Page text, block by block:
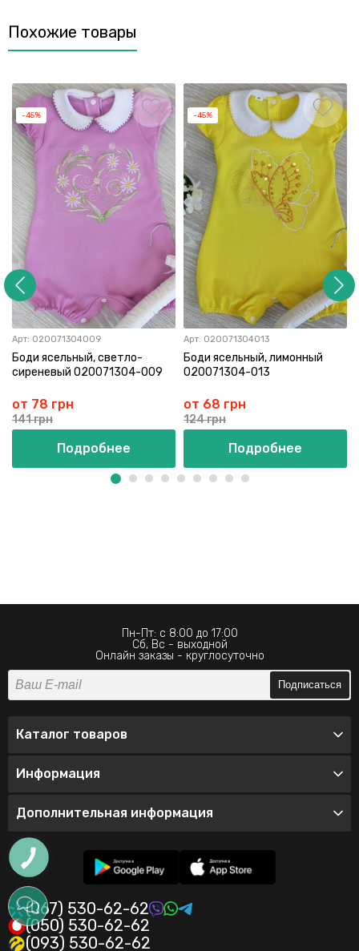
Похожие товары
-45%
Арт: 020071304009
Боди ясельный, светло-
сиреневый 020071304-009
от 78 грн
141 грн
Подробнее
-45%
Арт: 020071304013
Боди ясельный, лимонный
020071304-013
от 68 грн
124 грн
Подробнее
Пн-Пт: с 8:00 до 17:00
Сб, Вс - выходной
Онлайн заказы - круглосуточно
Подписаться
Каталог товаров
Информация
Дополнительная информация
(067) 530-62-62
(050) 530-62-62
(093) 530-62-62